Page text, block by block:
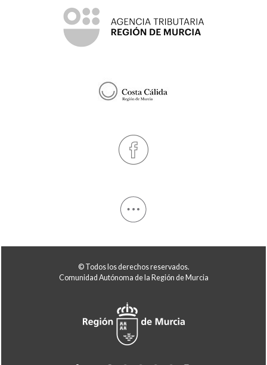
© Todos los derechos reservados.
Comunidad Autónoma de la Región de Murcia